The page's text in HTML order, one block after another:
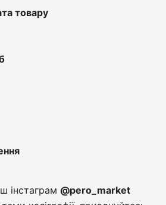
товару
інстаграм @pero_market